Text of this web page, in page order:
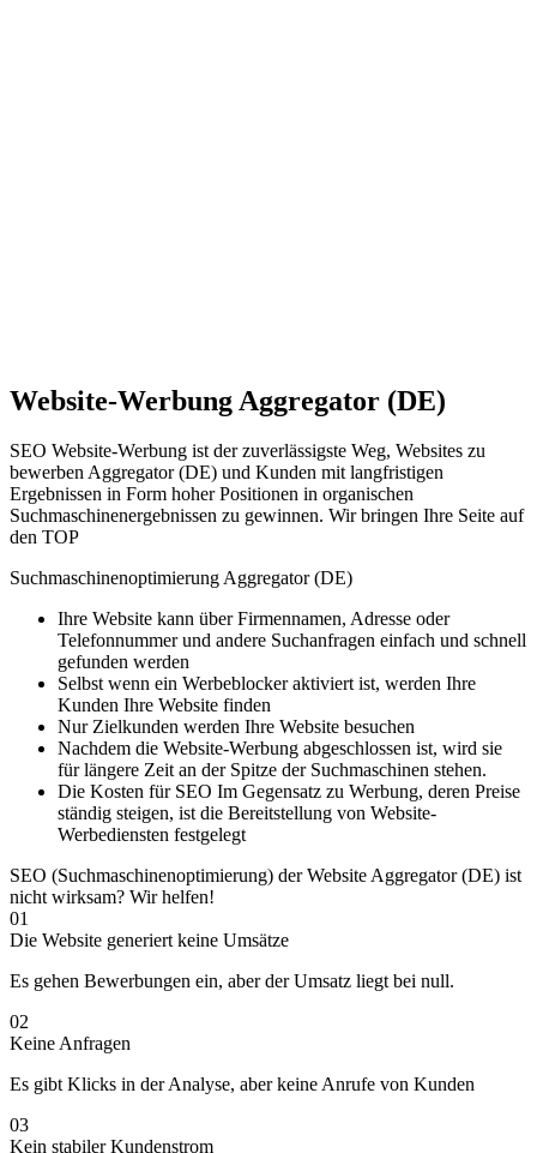
Website-Werbung Aggregator (DE)
SEO Website-Werbung ist der zuverlässigste Weg, Websites zu
bewerben Aggregator (DE) und Kunden mit langfristigen
Ergebnissen in Form hoher Positionen in organischen
Suchmaschinenergebnissen zu gewinnen. Wir bringen Ihre Seite auf
den TOP
Suchmaschinenoptimierung Aggregator (DE)
Ihre Website kann über Firmennamen, Adresse oder
Telefonnummer und andere Suchanfragen einfach und schnell
gefunden werden
Selbst wenn ein Werbeblocker aktiviert ist, werden Ihre
Kunden Ihre Website finden
Nur Zielkunden werden Ihre Website besuchen
Nachdem die Website-Werbung abgeschlossen ist, wird sie
für längere Zeit an der Spitze der Suchmaschinen stehen.
Die Kosten für SEO Im Gegensatz zu Werbung, deren Preise
ständig steigen, ist die Bereitstellung von Website-
Werbediensten festgelegt
SEO (Suchmaschinenoptimierung) der Website Aggregator (DE) ist
nicht wirksam? Wir helfen!
01
Die Website generiert keine Umsätze
Es gehen Bewerbungen ein, aber der Umsatz liegt bei null.
02
Keine Anfragen
Es gibt Klicks in der Analyse, aber keine Anrufe von Kunden
03
Kein stabiler Kundenstrom